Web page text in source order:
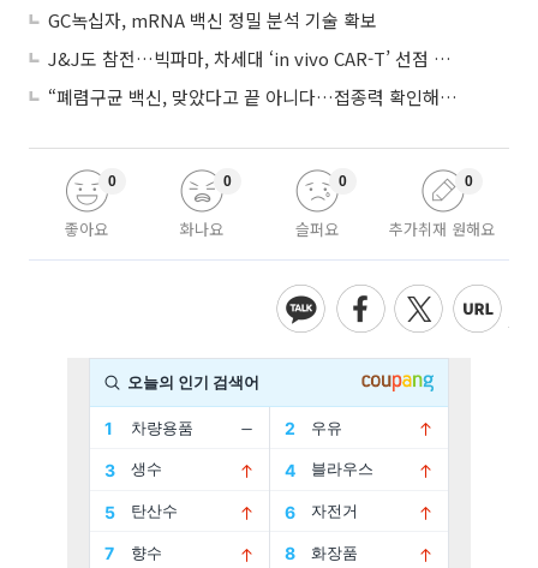
GC녹십자, mRNA 백신 정밀 분석 기술 확보
J&J도 참전…빅파마, 차세대 ‘in vivo CAR-T’ 선점 경쟁 본격화
“폐렴구균 백신, 맞았다고 끝 아니다…접종력 확인해야”
좋아요
0
화나요
0
슬퍼요
0
추가취재 원해요
0